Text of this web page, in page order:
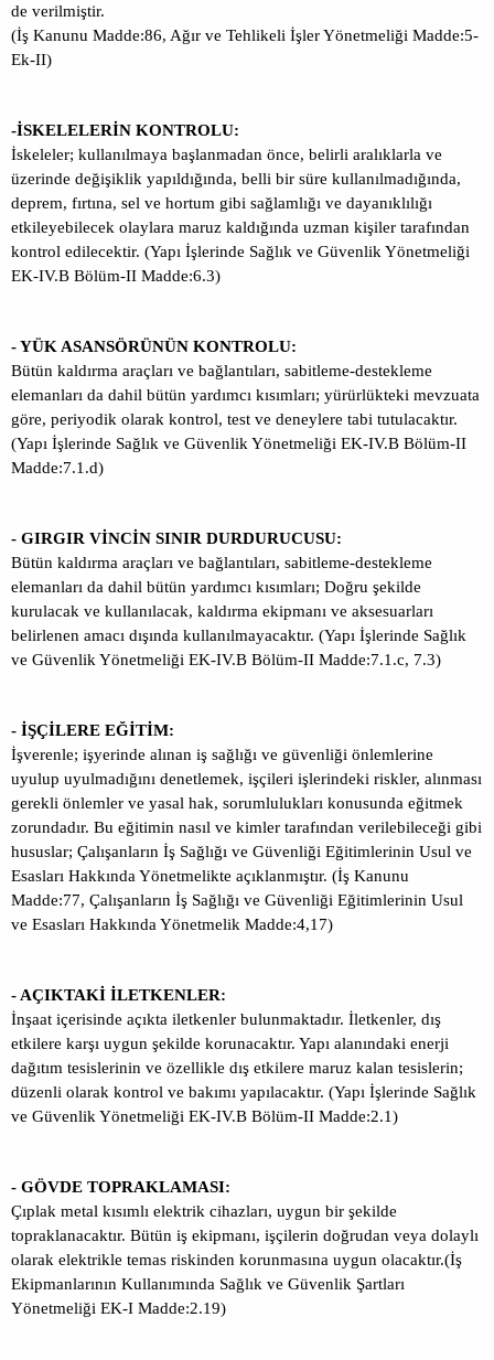
de verilmiştir.
(İş Kanunu Madde:86, Ağır ve Tehlikeli İşler Yönetmeliği Madde:5-
Ek-II)
-İSKELELERİN KONTROLU:
İskeleler; kullanılmaya başlanmadan önce, belirli aralıklarla ve
üzerinde değişiklik yapıldığında, belli bir süre kullanılmadığında,
deprem, fırtına, sel ve hortum gibi sağlamlığı ve dayanıklılığı
etkileyebilecek olaylara maruz kaldığında uzman kişiler tarafından
kontrol edilecektir. (Yapı İşlerinde Sağlık ve Güvenlik Yönetmeliği
EK-IV.B Bölüm-II Madde:6.3)
- YÜK ASANSÖRÜNÜN KONTROLU:
Bütün kaldırma araçları ve bağlantıları, sabitleme-destekleme
elemanları da dahil bütün yardımcı kısımları; yürürlükteki mevzuata
göre, periyodik olarak kontrol, test ve deneylere tabi tutulacaktır.
(Yapı İşlerinde Sağlık ve Güvenlik Yönetmeliği EK-IV.B Bölüm-II
Madde:7.1.d)
- GIRGIR VİNCİN SINIR DURDURUCUSU:
Bütün kaldırma araçları ve bağlantıları, sabitleme-destekleme
elemanları da dahil bütün yardımcı kısımları; Doğru şekilde
kurulacak ve kullanılacak, kaldırma ekipmanı ve aksesuarları
belirlenen amacı dışında kullanılmayacaktır. (Yapı İşlerinde Sağlık
ve Güvenlik Yönetmeliği EK-IV.B Bölüm-II Madde:7.1.c, 7.3)
- İŞÇİLERE EĞİTİM:
İşverenle; işyerinde alınan iş sağlığı ve güvenliği önlemlerine
uyulup uyulmadığını denetlemek, işçileri işlerindeki riskler, alınması
gerekli önlemler ve yasal hak, sorumlulukları konusunda eğitmek
zorundadır. Bu eğitimin nasıl ve kimler tarafından verilebileceği gibi
hususlar; Çalışanların İş Sağlığı ve Güvenliği Eğitimlerinin Usul ve
Esasları Hakkında Yönetmelikte açıklanmıştır. (İş Kanunu
Madde:77, Çalışanların İş Sağlığı ve Güvenliği Eğitimlerinin Usul
ve Esasları Hakkında Yönetmelik Madde:4,17)
- AÇIKTAKİ İLETKENLER:
İnşaat içerisinde açıkta iletkenler bulunmaktadır. İletkenler, dış
etkilere karşı uygun şekilde korunacaktır. Yapı alanındaki enerji
dağıtım tesislerinin ve özellikle dış etkilere maruz kalan tesislerin;
düzenli olarak kontrol ve bakımı yapılacaktır. (Yapı İşlerinde Sağlık
ve Güvenlik Yönetmeliği EK-IV.B Bölüm-II Madde:2.1)
- GÖVDE TOPRAKLAMASI:
Çıplak metal kısımlı elektrik cihazları, uygun bir şekilde
topraklanacaktır. Bütün iş ekipmanı, işçilerin doğrudan veya dolaylı
olarak elektrikle temas riskinden korunmasına uygun olacaktır.(İş
Ekipmanlarının Kullanımında Sağlık ve Güvenlik Şartları
Yönetmeliği EK-I Madde:2.19)